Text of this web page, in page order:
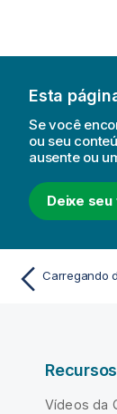
Esta
Se você
ou seu
ausente ou
Deixe
Vídeos da